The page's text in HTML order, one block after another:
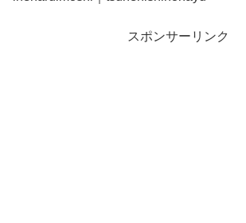
スポンサーリンク